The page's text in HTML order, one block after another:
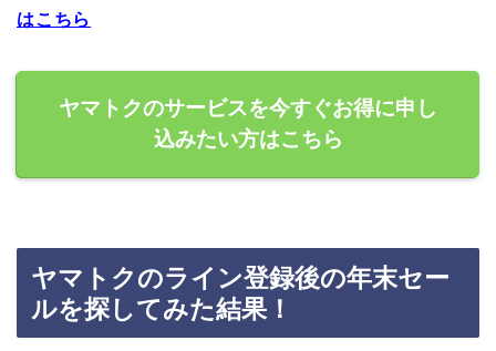
はこちら
ヤマトクのサービスを今すぐお得に申し
込みたい方はこちら
ヤマトクのライン登録後の年末セー
ルを探してみた結果！